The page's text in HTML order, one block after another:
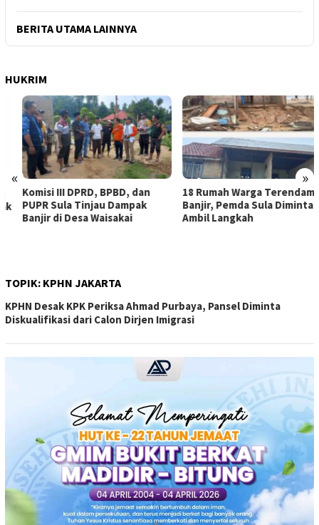
BERITA UTAMA LAINNYA
HUKRIM
« »
Komisi III DPRD, BPBD, dan
PUPR Sula Tinjau Dampak
Banjir di Desa Waisakai
18 Rumah Warga Terendam
Banjir, Pemda Sula Diminta
Ambil Langkah
TOPIK: KPHN JAKARTA
KPHN Desak KPK Periksa Ahmad Purbaya, Pansel Diminta
Diskualifikasi dari Calon Dirjen Imigrasi